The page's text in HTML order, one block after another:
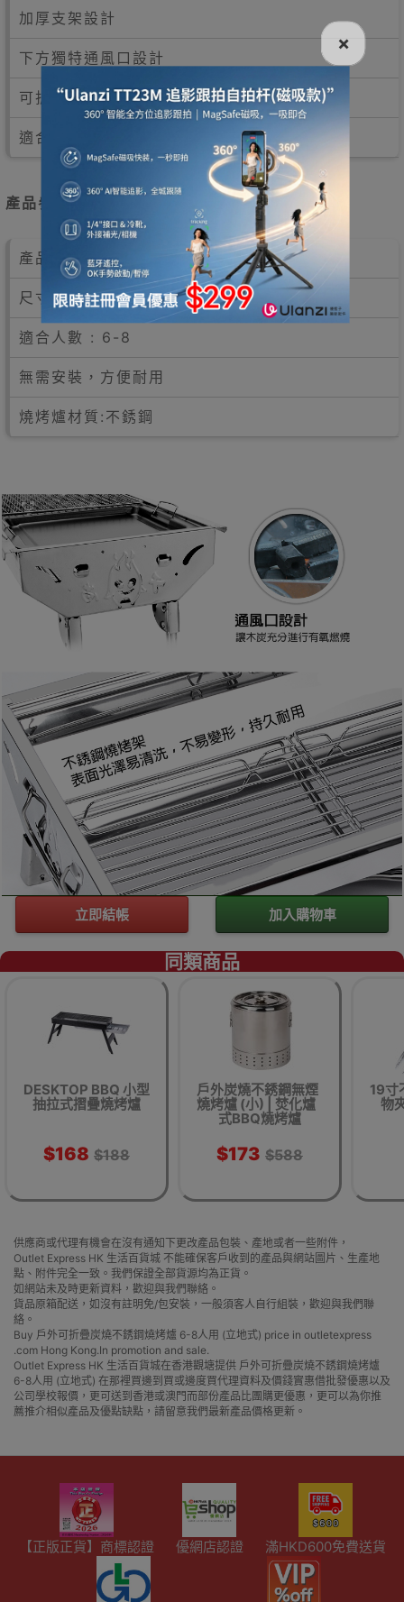
加厚支架設計
下方獨特通風口設計
可折疊設計
適合6-8人使用
產品參數
產品編號：MDY23644
尺寸 : 73x33x71cm
適合人數 : 6-8
無需安裝，方便耐用
燒烤爐材質:不銹鋼
立即結帳 加入購物車
同類商品
DESKTOP BBQ 小型
抽拉式摺疊燒烤爐
$168 $188
戶外炭燒不銹鋼無煙
燒烤爐 (小) | 焚化爐
式BBQ燒烤爐
$173 $588
19寸
物
供應商或代理有機會在沒有通知下更改產品包裝、產地或者一些附件，
Outlet Express HK 生活百貨城 不能確保客戶收到的產品與網站圖片、生產地
點、附件完全一致。我們保證全部貨源均為正貨。
如網站未及時更新資料，歡迎與我們聯絡。
貨品原箱配送，如沒有註明免/包安裝，一般須客人自行組裝，歡迎與我們聯
絡。
Buy 戶外可折疊炭燒不銹鋼燒烤爐 6-8人用 (立地式) price in outletexpress
.com Hong Kong.In promotion and sale.
Outlet Express HK 生活百貨城在香港觀塘提供 戶外可折疊炭燒不銹鋼燒烤爐
6-8人用 (立地式) 在那裡買邊到買或邊度買代理資料及價錢實惠借批發優惠以及
公司學校報價，更可送到香港或澳門而部份產品比團購更優惠，更可以為你推
薦推介相似產品及優點缺點，請留意我們最新產品價格更新。
×
【正版正貨】商標認證 優網店認證 滿HKD600免費送貨